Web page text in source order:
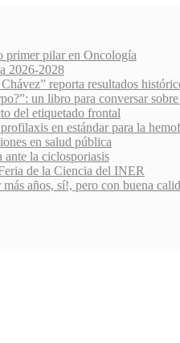
primer pilar en Oncología
2026-2028
reporta resultados
un libro para conversar
del etiquetado frontal
en estándar para la
en salud pública
la ciclosporiasis
de la Ciencia del INER
años, sí!, pero con buena